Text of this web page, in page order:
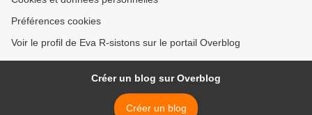
Préférences cookies
Voir le profil de Eva R-sistons sur le portail Overblog
Créer un blog sur Overblog
Créer un blog